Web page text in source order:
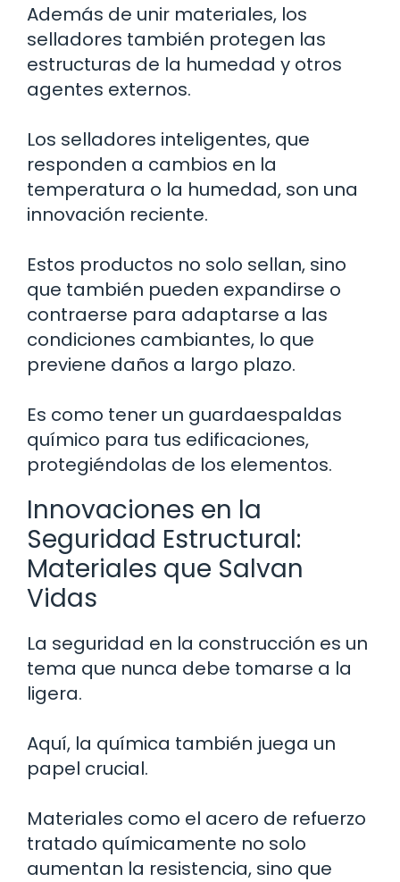
Además de unir materiales, los
selladores también protegen las
estructuras de la humedad y otros
agentes externos.
Los selladores inteligentes, que
responden a cambios en la
temperatura o la humedad, son una
innovación reciente.
Estos productos no solo sellan, sino
que también pueden expandirse o
contraerse para adaptarse a las
condiciones cambiantes, lo que
previene daños a largo plazo.
Es como tener un guardaespaldas
químico para tus edificaciones,
protegiéndolas de los elementos.
Innovaciones en la
Seguridad Estructural:
Materiales que Salvan
Vidas
La seguridad en la construcción es un
tema que nunca debe tomarse a la
ligera.
Aquí, la química también juega un
papel crucial.
Materiales como el acero de refuerzo
tratado químicamente no solo
aumentan la resistencia, sino que